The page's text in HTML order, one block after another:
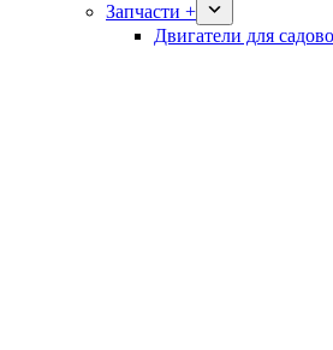
Запчасти +
Двигатели для